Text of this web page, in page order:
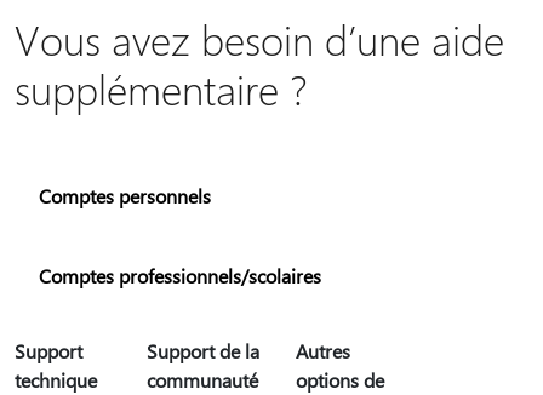
Vous avez besoin d’une aide
supplémentaire ?
Comptes personnels
Comptes professionnels/scolaires
Support
technique
Support de la
communauté
Autres
options de